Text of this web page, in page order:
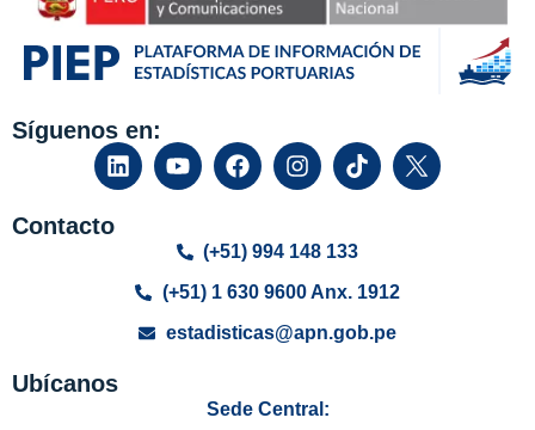
Síguenos en:
Contacto
(+51) 994 148 133
(+51) 1 630 9600 Anx. 1912
estadisticas@apn.gob.pe
Ubícanos
Sede Central: